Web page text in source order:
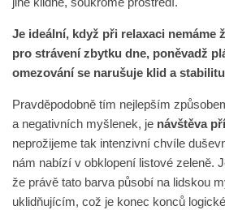
Je ideální, když při relaxaci nemáme
pro strávení zbytku dne, poněvadž
omezování se narušuje klid a
Pravděpodobně tím nejlepším
a negativních myšlenek, je návštěva
neprožijeme tak intenzivní chvíle
nám nabízí v obklopení listové zeleně.
že právě tato barva působí na lidskou
uklidňujícím, což je konec konců